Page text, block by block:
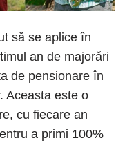
să se aplice în
an de majorări
de pensionare în
Aceasta este o
cu fiecare an
a primi 100%